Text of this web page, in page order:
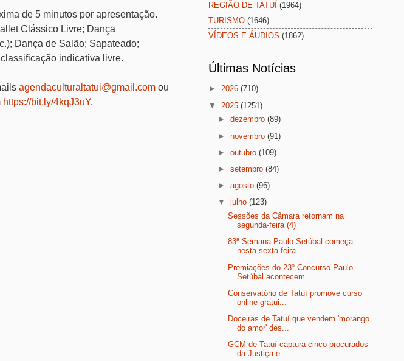
de 5 minutos por apresentação.
Clássico Livre; Dança
Dança de Salão; Sapateado;
indicativa livre.
agendaculturaltatui@gmail.com ou
https://bit.ly/4kqJ3uY.
REGIÃO DE TATUÍ (1964)
TURISMO (1646)
VÍDEOS E ÁUDIOS (1862)
Últimas Notícias
► 2026 (710)
▼ 2025 (1251)
►dezembro(89)
►novembro(91)
►outubro(109)
►setembro(84)
►agosto(96)
▼julho(123)
Sessões da Câmara retornam na
segunda-feira (4)
83ª Semana Paulo Setúbal começa
nesta sexta-feira ...
Premiações do 23º Concurso Paulo
Setúbal acontecem...
Conservatório de Tatuí promove curso
online gratui...
Doceiras de Tatuí que vendem 'morango
do amor' des...
GCM de Tatuí captura cinco procurados
da Justiça e...